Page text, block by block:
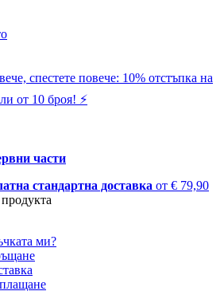
спестете повече: 10% отстъпка на
от 10 броя! ⚡️
части
стандартна доставка от € 79,90
ми?